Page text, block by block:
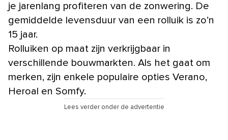
je jarenlang profiteren van de zonwering. De
gemiddelde levensduur van een rolluik is zo’n
15 jaar.
Rolluiken op maat zijn verkrijgbaar in
verschillende bouwmarkten. Als het gaat om
merken, zijn enkele populaire opties Verano,
Heroal en Somfy.
Lees verder onder de advertentie